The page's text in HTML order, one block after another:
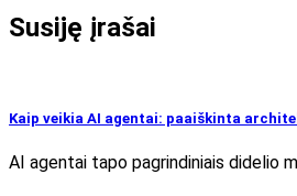
Susiję įrašai
Kaip veikia AI agentai: paaiškinta
AI agentai tapo pagrindiniais didelio